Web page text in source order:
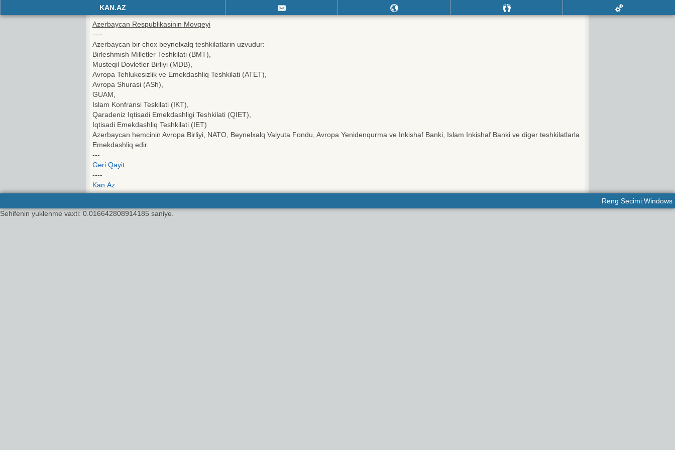
KAN.AZ
Azerbaycan Respublikasinin Movqeyi
----
Azerbaycan bir chox beynelxalq teshkilatlarin uzvudur:
Birleshmish Milletler Teshkilati (BMT),
Musteqil Dovletler Birliyi (MDB),
Avropa Tehlukesizlik ve Emekdashliq Teshkilati (ATET),
Avropa Shurasi (ASh),
GUAM,
Islam Konfransi Teskilati (IKT),
Qaradeniz Iqtisadi Emekdashligi Teshkilati (QIET),
Iqtisadi Emekdashliq Teshkilati (IET)
Azerbaycan hemcinin Avropa Birliyi, NATO, Beynelxalq Valyuta Fondu, Avropa Yenidenqurma ve Inkishaf Banki, Islam Inkishaf Banki ve diger teshkilatlarla
Emekdashliq edir.
---
Geri Qayit
----
Kan.Az
Reng Secimi:Windows
Sehifenin yuklenme vaxti: 0.016642808914185 saniye.